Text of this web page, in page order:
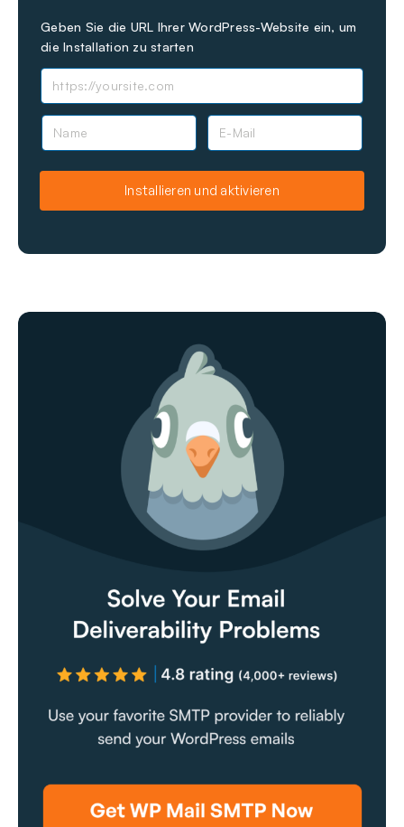
Geben Sie die URL Ihrer WordPress-Website ein, um
die Installation zu starten
N
E
Installieren und aktivieren